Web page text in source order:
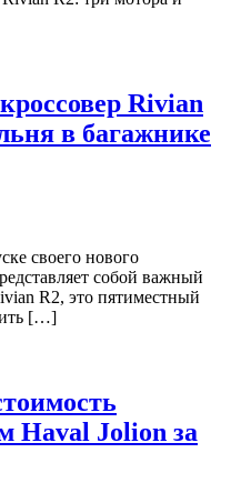
Rivian
в багажнике
своего нового
собой важный
R2, это пятиместный
[…]
Haval Jolion за